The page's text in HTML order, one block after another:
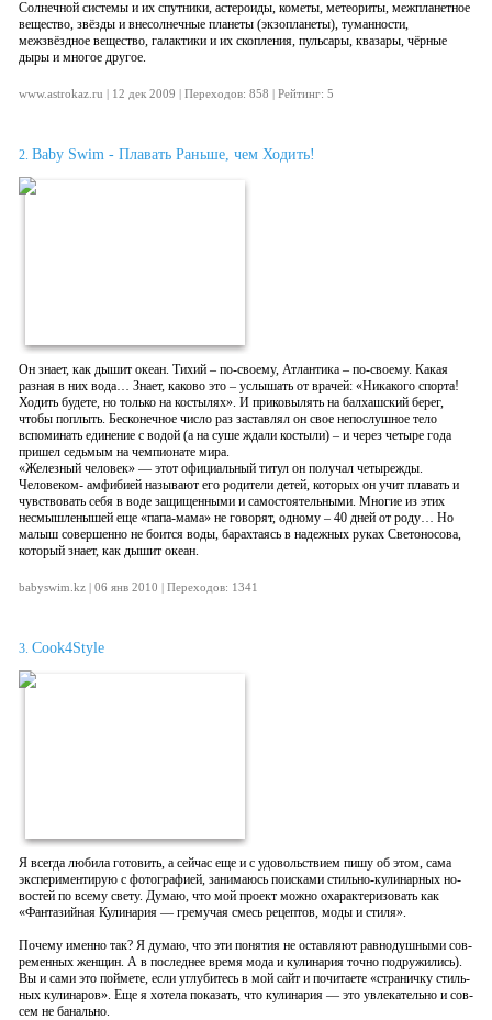
Солнечной системы и их спутники, астероиды, кометы, метеориты, межпланетное
вещество, звёзды и внесолнечные планеты (экзопланеты), туманности,
межзвёздное вещество, галактики и их скопления, пульсары, квазары, чёрные
дыры и многое другое.
www.astrokaz.ru | 12 дек 2009 | Переходов: 858 | Рейтинг: 5
2. Baby Swim - Плавать Раньше, чем Ходить!
Он знает, как дышит океан. Тихий – по-своему, Атлантика – по-своему. Какая
разная в них вода… Знает, каково это – услышать от врачей: «Никакого спорта!
Ходить будете, но только на костылях». И приковылять на балхашский берег,
чтобы поплыть. Бесконечное число раз заставлял он свое непослушное тело
вспоминать единение с водой (а на суше ждали костыли) – и через четыре года
пришел седьмым на чемпионате мира.
«Железный человек» — этот официальный титул он получал четырежды.
Человеком- амфибией называют его родители детей, которых он учит плавать и
чувствовать себя в воде защищенными и самостоятельными. Многие из этих
несмышленышей еще «папа-мама» не говорят, одному – 40 дней от роду… Но
малыш совершенно не боится воды, барахтаясь в надежных руках Светоносова,
который знает, как дышит океан.
babyswim.kz | 06 янв 2010 | Переходов: 1341
3. Cook4Style
Я всег­да лю­била го­товить, а сей­час еще и с удо­воль­стви­ем пи­шу об этом, са­ма
экс­пе­римен­ти­рую с фо­тог­ра­фи­ей, за­нима­юсь по­ис­ка­ми стиль­но-ку­линар­ных но­
вос­тей по все­му све­ту. Ду­маю, что мой про­ект мож­но оха­рак­те­ризо­вать как
«Фан­та­зий­ная Ку­лина­рия — гре­мучая смесь ре­цеп­тов, мо­ды и сти­ля».
По­чему имен­но так? Я ду­маю, что эти по­нятия не ос­тавля­ют рав­но­душ­ны­ми сов­
ре­мен­ных жен­щин. А в пос­леднее вре­мя мо­да и ку­лина­рия точ­но под­ру­жились).
Вы и са­ми это пой­ме­те, ес­ли уг­лу­битесь в мой сайт и по­чита­ете «стра­нич­ку стиль­
ных ку­лина­ров». Еще я хо­тела по­казать, что ку­лина­рия — это ув­ле­катель­но и сов­
сем не ба­наль­но.